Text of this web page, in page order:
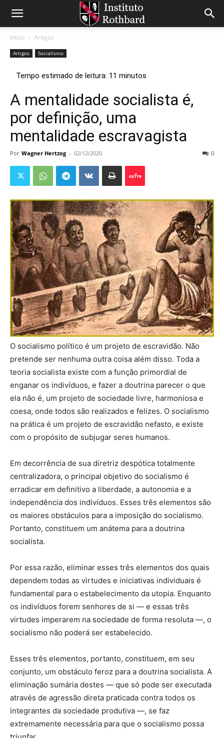
Início Artigos
Artigos Socialismo
A mentalidade socialista é,
por definição, uma
mentalidade escravagista
Por Wagner Hertzog - 02/12/2020 0
O socialismo político é um projeto de escravidão. Não
pretende ser nenhuma outra coisa além disso. Toda a
teoria socialista existe com a função primordial de
enganar os indivíduos, e fazer a doutrina parecer o que
ela não é, um projeto de sociedade livre, harmoniosa e
coesa, onde todos são realizados e felizes. O socialismo
na prática é um projeto de escravidão nefasto, e existe
com o propósito de subjugar seres humanos.
Em decorrência de sua diretriz despótica totalmente
centralizadora, o principal objetivo do socialismo é
erradicar em definitivo a liberdade, a autonomia e a
independência dos indivíduos. Esses três elementos são
os maiores obstáculos para a imposição do socialismo.
Portanto, constituem um anátema para a doutrina
socialista.
Por essa razão, eliminar esses três elementos dos quais
dependem todas as virtudes e iniciativas individuais é
fundamental para o estabelecimento da utopia. Enquanto
os indivíduos forem senhores de si — e essas três
virtudes imperarem na sociedade de forma resoluta —, o
socialismo não poderá ser estabelecido.
Esses três elementos, portanto, constituem, em seu
conjunto, um obstáculo feroz para a doutrina socialista. A
eliminação sumária destes — que só pode ser executada
através de agressão direta praticada contra todos os
integrantes da sociedade produtiva —, se faz
extremamente necessária para que o socialismo possa